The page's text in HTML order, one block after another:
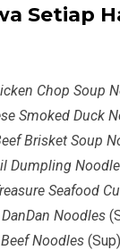
Setiap
Chop Soup
Smoked Duck
Brisket Soup
Dumpling
Seafood
Noodles
Noodles (Sup)